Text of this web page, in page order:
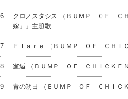
6
クロノスタシス （ＢＵＭＰ ＯＦ Ｃ
嫁」」主題歌
7 Ｆｌａｒｅ （ＢＵＭＰ ＯＦ ＣＨＩＣ
8 邂逅 （ＢＵＭＰ ＯＦ ＣＨＩＣＫＥＮ
9 青の朔日 （ＢＵＭＰ ＯＦ ＣＨＩＣＫ